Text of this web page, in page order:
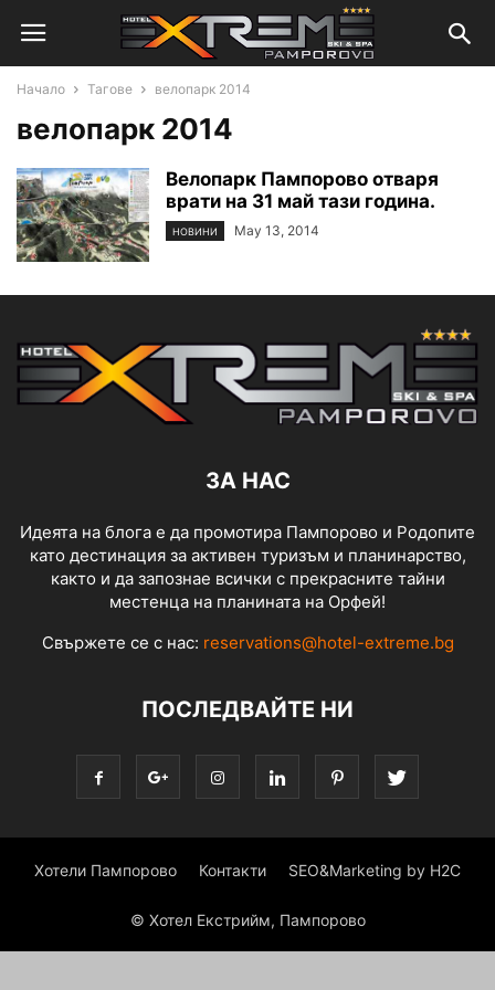
Начало Тагове велопарк 2014
велопарк 2014
Велопарк Пампорово отваря
врати на 31 май тази година.
НОВИНИ May 13, 2014
ЗА НАС
Идеята на блога е да промотира Пампорово и Родопите
като дестинация за активен туризъм и планинарство,
както и да запознае всички с прекрасните тайни
местенца на планината на Орфей!
Свържете се с нас: reservations@hotel-extreme.bg
ПОСЛЕДВАЙТЕ НИ
Хотели Пампорово Контакти SEO&Marketing by H2C
© Хотел Екстрийм, Пампорово